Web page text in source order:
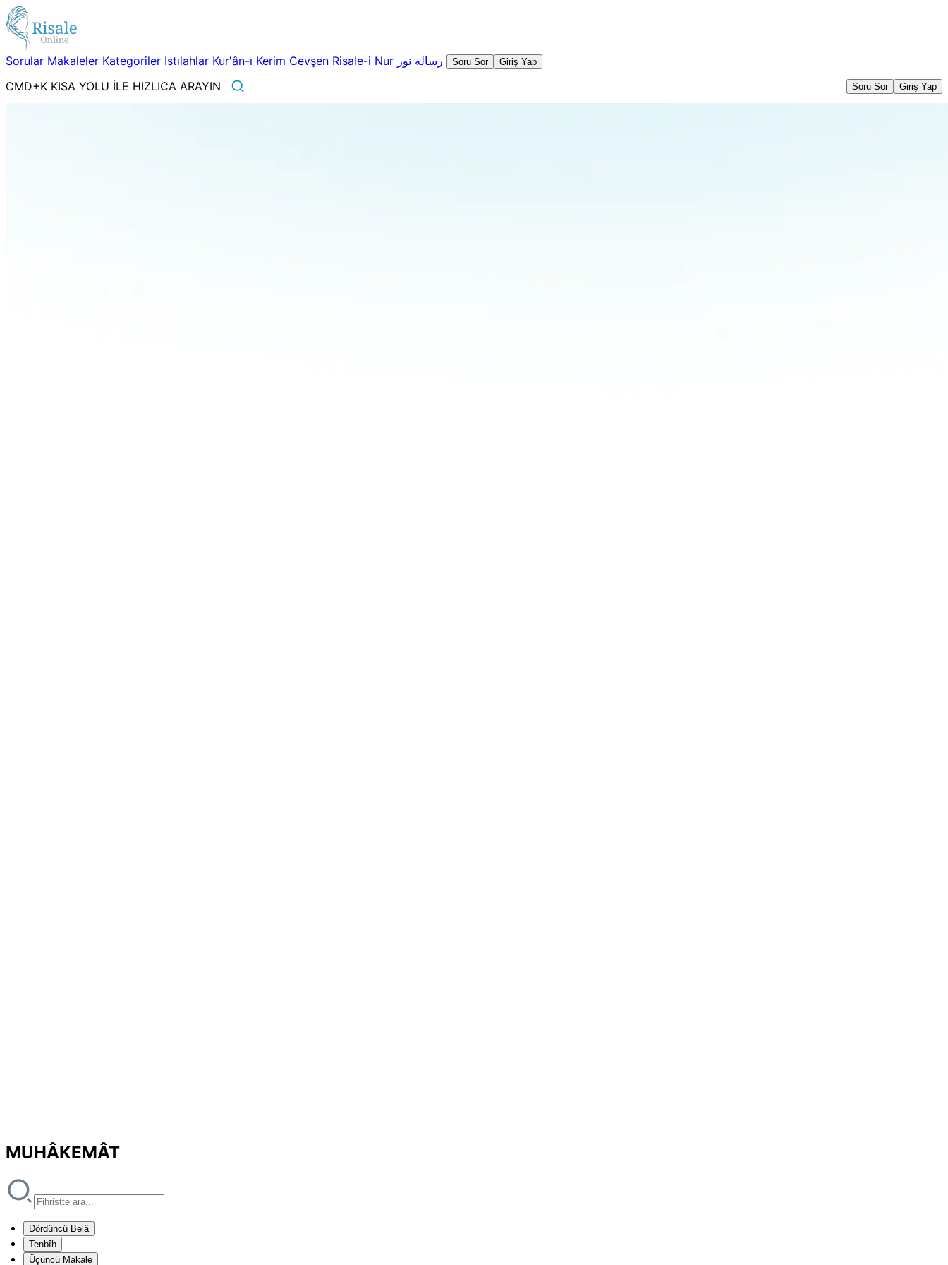
Sorular Makaleler Kategoriler Istılahlar Kur'ân-ı Kerim Cevşen Risale-i Nur Soru Sor Giriş Yap
CMD+K KISA YOLU İLE HIZLICA ARAYIN Soru Sor Giriş Yap
MUHÂKEMÂT
Dördüncü Belâ
Tenbîh
Üçüncü Makale